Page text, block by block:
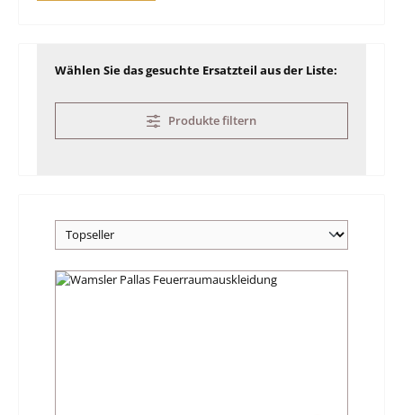
Wählen Sie das gesuchte Ersatzteil aus der Liste:
Produkte filtern